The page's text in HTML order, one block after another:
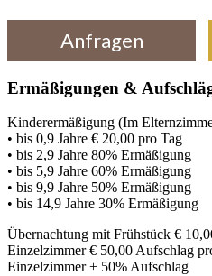
Ermäßigungen &
Kinderermäßigung (Im
• bis 0,9 Jahre € 20,00 pro Tag
• bis 2,9 Jahre 80% Ermäßigung
• bis 5,9 Jahre 60% Ermäßigung
• bis 9,9 Jahre 50% Ermäßigung
• bis 14,9 Jahre 30% Ermäßigung
Übernachtung mit Frühstück €
Einzelzimmer € 50,00 Aufschlag
Einzelzimmer + 50% Aufschlag